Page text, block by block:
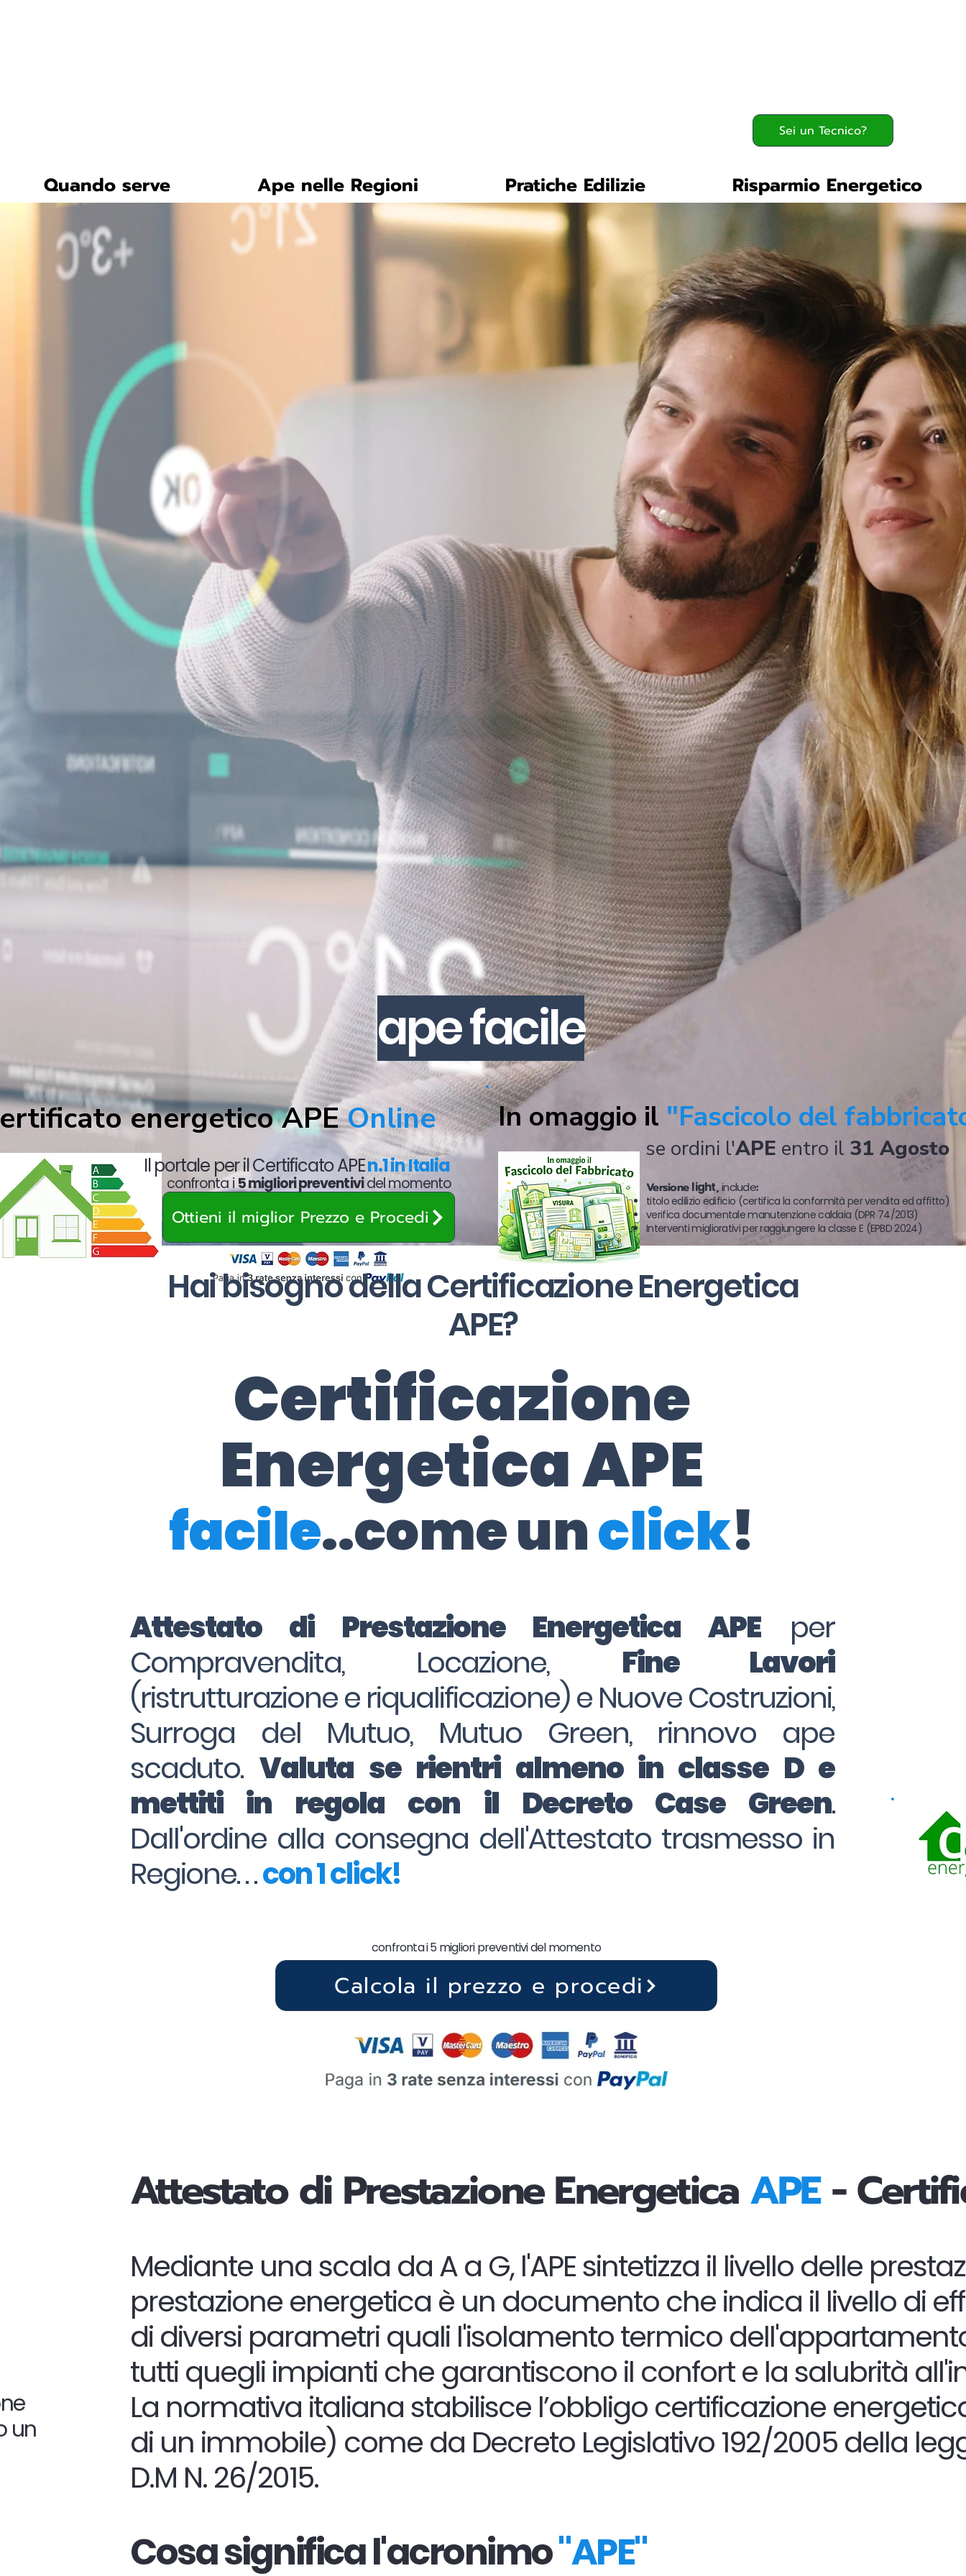
Sei un Tecnico?
ape facile
energetico APEOnline
Il portale per il Certificato APEn.1 in Italia
Ottieni il miglior Prezzo e Procedi
confronta i5 migliori preventividel momento
In omaggio il "Fascicolo del
se ordini l'APE entro il 31 Agosto
Versionelight,include:
titolo edilizio edificio (certifica la conformità per vendita ed affitto)
verifica documentale manutenzione caldaia (DPR 74/2013)
Interventi migliorativi per raggiungere la classe E (EPBD 2024)
un
Hai bisogno della Certificazione Energetica
APE?
Certificazione
Energetica APE
facile..come unclick!
Attestato di Prestazione Energetica APEper
Compravendita, Locazione, Fine Lavori
(ristrutturazione e riqualificazione) e Nuove Costruzioni,
Surroga del Mutuo, Mutuo Green, rinnovo ape
scaduto.Valuta se rientri almeno in classe D e
mettiti in regola con il Decreto Case Green.
Dall'ordine alla consegna dell'Attestato trasmesso in
Regione. . .con 1 click!
Calcola il prezzo e procedi
confronta i 5 migliori preventivi del momento
Attestato di Prestazione EnergeticaAPE-
Mediante una scala da A a G, l'APE sintetizza il livello delle
prestazione energetica è un documento che indica il livello di
di diversi parametri quali l'isolamento termico
tutti quegli impianti che garantiscono il confort e la salubrità
La normativa italiana stabilisce l’obbligocertificazione
di un immobile) come da Decreto Legislativo 192/2005 della
D.M N. 26/2015.
Cosa significa l'acronimo"APE"
Quando serve Ape nelle Regioni Pratiche Edilizie Risparmio Energetico